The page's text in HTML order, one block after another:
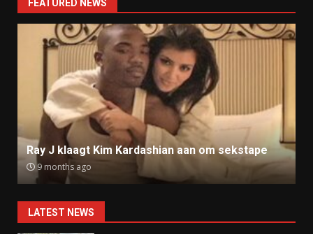
FEATURED NEWS
Ray J klaagt Kim Kardashian aan om sekstape
9 months ago
LATEST NEWS